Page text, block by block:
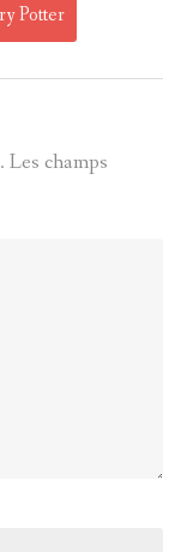
Potter
Les champs